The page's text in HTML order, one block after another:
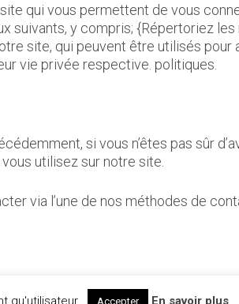
qui vous permettent de vous
y compris; {Répertoriez
site, qui peuvent être utilisés pour
vie privée respective. politiques.
si vous n’êtes pas sûr
utilisez sur notre site.
via l’une de nos méthodes de
qu'utilisateur. Accepter En savoir plus